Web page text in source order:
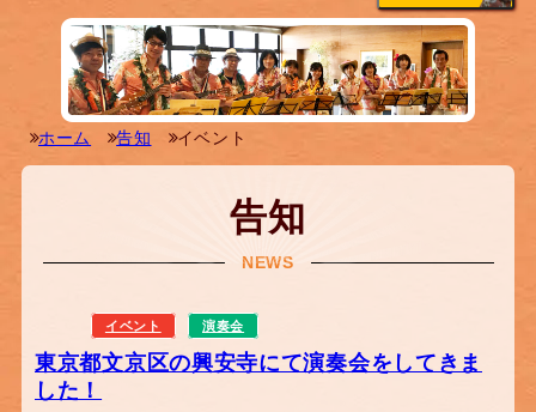
ホーム 告知 イベント
告知
NEWS
イベント 演奏会
東京都文京区の興安寺にて演奏会をしてきま
した！